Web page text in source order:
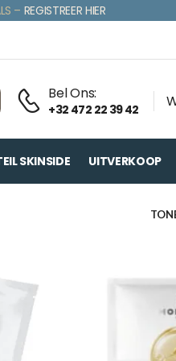
– REGISTREER HIER
Bel Ons:
+32 472 22 39 42
SKINSIDE UITVERKOOP